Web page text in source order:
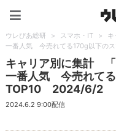
ウレぴあ総研 > スマホ・IT >
一番人気 今売れてる170g以下の
キャリア別に集計
一番人気 今売れて
TOP10 2024/6/2
2024.6.2 9:00配信